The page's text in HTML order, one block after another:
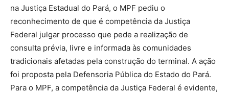
na Justiça Estadual do Pará, o MPF pediu o
reconhecimento de que é competência da Justiça
Federal julgar processo que pede a realização de
consulta prévia, livre e informada às comunidades
tradicionais afetadas pela construção do terminal. A ação
foi proposta pela Defensoria Pública do Estado do Pará.
Para o MPF, a competência da Justiça Federal é evidente,